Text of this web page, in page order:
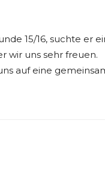
15/16, suchte er
wir uns sehr freuen.
auf eine